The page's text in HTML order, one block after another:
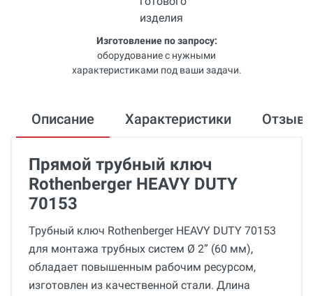
Изготовление по запросу:
оборудование с нужными
характеристиками под ваши задачи.
Описание Характеристики
Прямой трубный ключ
Rothenberger HEAVY DUTY
70153
Трубный ключ Rothenberger HEAVY DUTY 70153
для монтажа трубных систем Ø 2” (60 мм),
обладает повышенным рабочим ресурсом,
изготовлен из качественной стали. Длина